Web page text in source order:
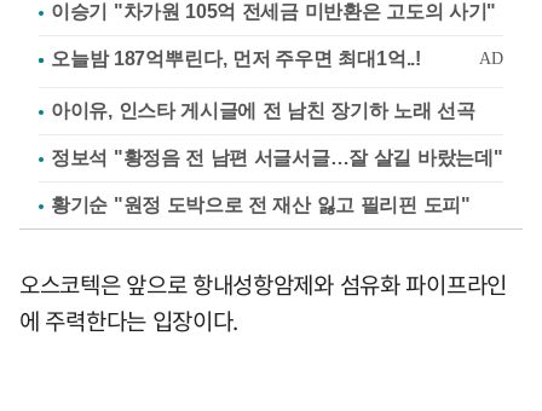
이승기 "차가원 105억 전세금 미반환은 고도의 사기"
아이유, 인스타 게시글에 전 남친 장기하 노래 선곡
정보석 "황정음 전 남편 서글서글…잘 살길 바랐는데"
황기순 "원정 도박으로 전 재산 잃고 필리핀 도피"
오스코텍은 앞으로 항내성항암제와 섬유화 파이프라인
에 주력한다는 입장이다.